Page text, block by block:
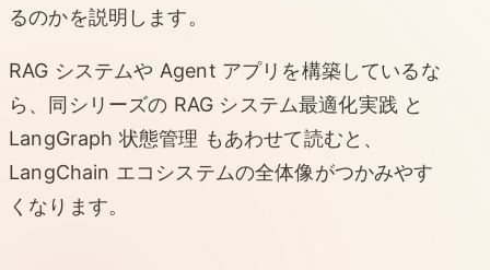
るのかを説明します。
RAG システムや Agent アプリを構築しているな
ら、同シリーズの RAG システム最適化実践 と
LangGraph 状態管理 もあわせて読むと、
LangChain エコシステムの全体像がつかみやす
くなります。